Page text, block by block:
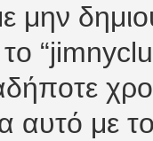
μην
αυτό με